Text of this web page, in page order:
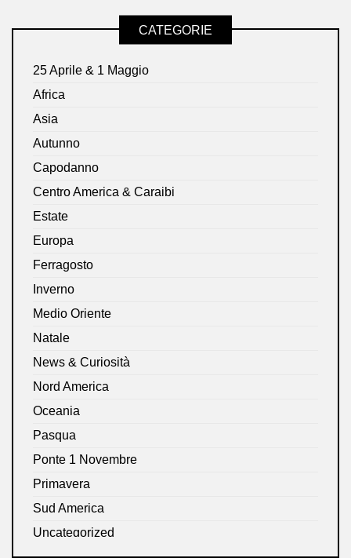
CATEGORIE
25 Aprile & 1 Maggio
Africa
Asia
Autunno
Capodanno
Centro America & Caraibi
Estate
Europa
Ferragosto
Inverno
Medio Oriente
Natale
News & Curiosità
Nord America
Oceania
Pasqua
Ponte 1 Novembre
Primavera
Sud America
Uncategorized